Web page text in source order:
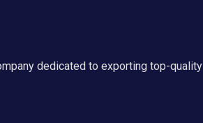
dedicated to exporting top-quality